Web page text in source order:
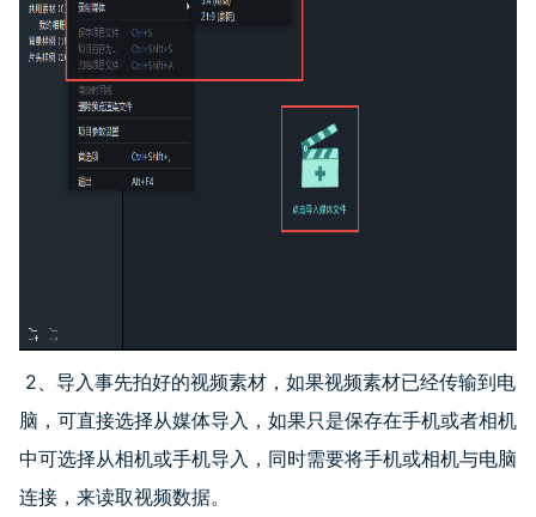
2、导入事先拍好的视频素材，如果视频素材已经传输到电
脑，可直接选择从媒体导入，如果只是保存在手机或者相机
中可选择从相机或手机导入，同时需要将手机或相机与电脑
连接，来读取视频数据。